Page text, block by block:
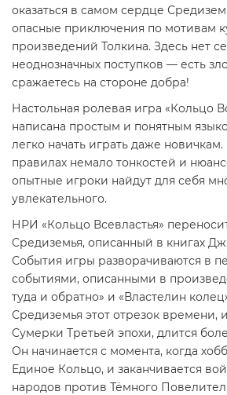
оказаться в самом сердце
опасные приключения по мотивам
произведений Толкина. Здесь нет
неоднозначных поступков — есть
сражаетесь на стороне добра!
Настольная ролевая игра «Кольцо
написана простым и понятным
легко начать играть даже
правилах немало тонкостей и
опытные игроки найдут для себя
увлекательного.
НРИ «Кольцо Всевластья»
Средиземья, описанный в книгах
События игры разворачиваются в
событиями, описанными в
туда и обратно» и «Властелин
Средиземья этот отрезок времени,
Сумерки Третьей эпохи, длится
Он начинается с момента, когда
Единое Кольцо, и заканчивается
народов против Тёмного